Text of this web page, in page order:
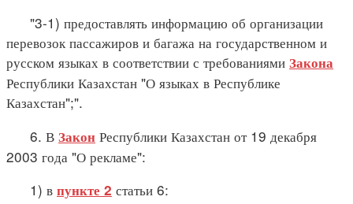
"3-1) предоставлять информацию об организации
перевозок пассажиров и багажа на государственном и
русском языках в соответствии с требованиями Закона
Республики Казахстан "О языках в Республике
Казахстан";".
6. В Закон Республики Казахстан от 19 декабря
2003 года "О рекламе":
1) в пункте 2 статьи 6: